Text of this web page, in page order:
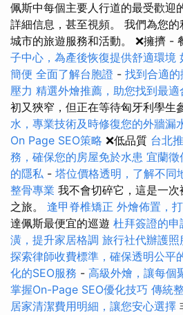
佩斯中每個主要人行道的最受歡迎
詳細信息，甚至視頻。 我們為您
城市的旅遊服務和活動。 ❌擁擠 -
子中心，為產後恢復提供舒適環境
簡便 全面了解台胞證 - 找到合適
壓力 精選外燴推薦，助您找到最適
初又狹窄，但正在等待匈牙利學生
水，專業技術及時修復您的外牆漏
On Page SEO策略 ❌低品質 台北
務，確保您的房屋免於水患 宜蘭徵
的隱私 - 塔位價格透明，了解不同
整骨專業 我不會切碎它，這是一
之旅。 逢甲脊椎矯正 外燴佈置，
達佩斯最便宜的巡遊 杜拜簽證的申
潢，提升家居格調 旅行社代辦護
探索律師收費標準，確保透明公平
化的SEO服務 - 高級外燴，讓每個
掌握On-Page SEO優化技巧 傳統
居家清潔費用明細，讓您安心選擇